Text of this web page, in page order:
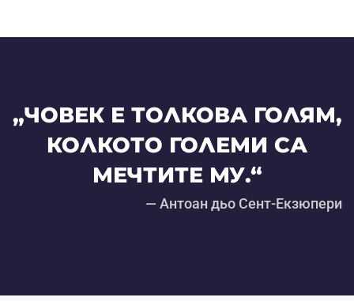
„ЧОВЕК Е ТОЛКОВА ГОЛЯМ,
КОЛКОТО ГОЛЕМИ СА
МЕЧТИТЕ МУ.“
— Антоан дьо Сент-Екзюпери